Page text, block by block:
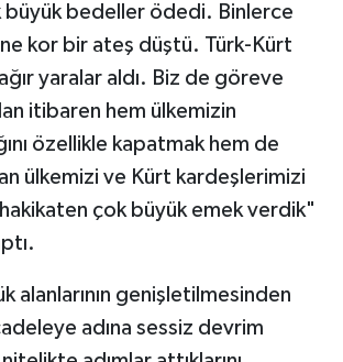
bedeller ödedi. Binlerce
kor bir ateş düştü. Türk-Kürt
yaralar aldı. Biz de göreve
itibaren hem ülkemizin
özellikle kapatmak hem de
ülkemizi ve Kürt kardeşlerimizi
çok büyük emek verdik"
alanlarının genişletilmesinden
adına sessiz devrim